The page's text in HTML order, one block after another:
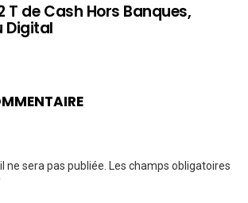
T de Cash Hors Banques,
Digital
ne sera pas publiée. Les champs obligatoires